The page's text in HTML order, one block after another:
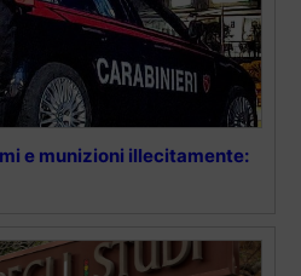
e munizioni illecitamente: